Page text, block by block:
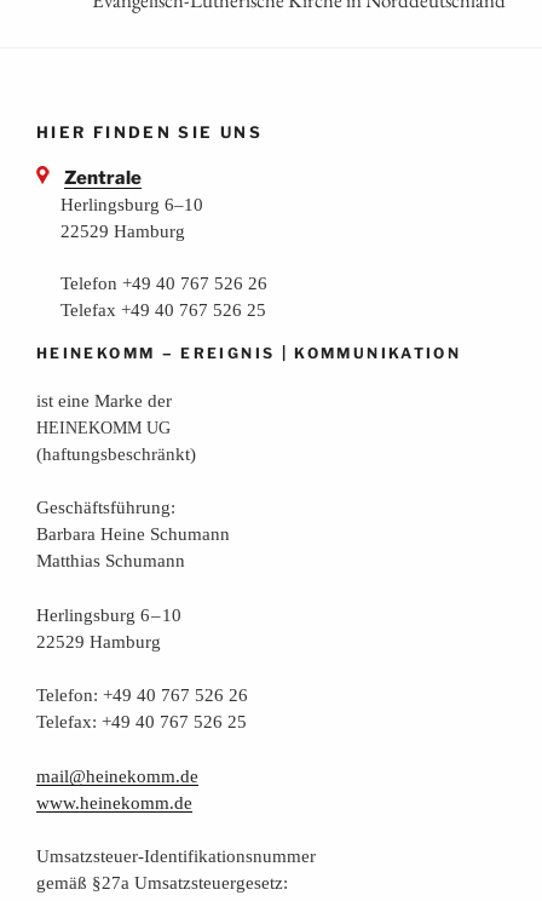
HIER FINDEN SIE UNS
Zentrale
Herlingsburg 6–10
22529 Hamburg
Telefon +49 40 767 526 26
Telefax +49 40 767 526 25
HEINEKOMM –EREIGNIS |KOMMUNIKATION
ist eine Mar­ke der
HEINEKOMM UG
(haf­tungs­be­schränkt)
Geschäfts­füh­rung:
Bar­ba­ra Hei­ne Schumann
Mat­thi­as Schumann
Her­lings­burg 6 – 10
22529 Hamburg
Tele­fon: +49 40 767 526 26
Tele­fax: +49 40 767 526 25
mail@heinekomm.de
www.heinekomm.de
Umsatz­steu­er-Iden­ti­fi­ka­ti­ons­num­mer
gemäß §27a Umsatzsteuergesetz: